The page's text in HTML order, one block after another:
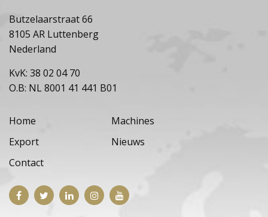
Butzelaarstraat 66
8105 AR Luttenberg
Nederland
KvK: 38 02 04 70
O.B: NL 8001 41 441 B01
Home
Machines
Export
Nieuws
Contact